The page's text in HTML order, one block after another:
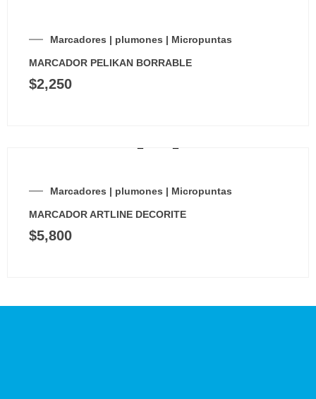
Marcadores | plumones | Micropuntas
MARCADOR PELIKAN BORRABLE
$2,250
Marcadores | plumones | Micropuntas
MARCADOR ARTLINE DECORITE
$5,800